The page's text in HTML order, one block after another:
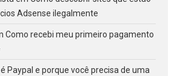
Adsense ilegalmente
Como recebi meu primeiro pagamento
Paypal e porque você precisa de uma